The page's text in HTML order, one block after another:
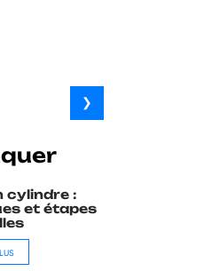
cylindre :
et étapes